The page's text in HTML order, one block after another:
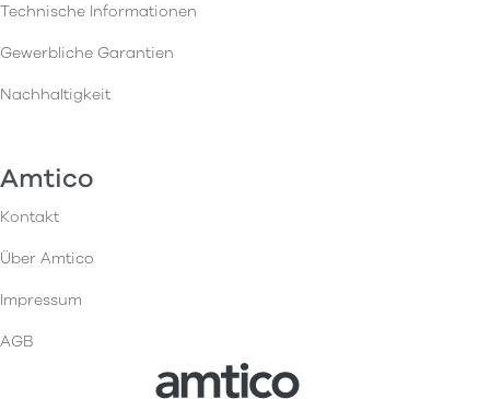
Technische Informationen
Gewerbliche Garantien
Nachhaltigkeit
Amtico
Kontakt
Über Amtico
Impressum
AGB